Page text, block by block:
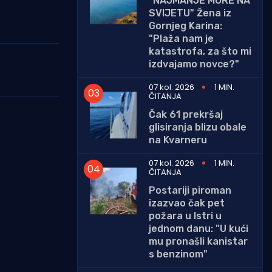
SVIJETU" Žena iz
Gornjeg Karina:
"Plaža nam je
katastrofa, za što mi
izdvajamo novce?"
07 kol. 2026
1 MIN.
ČITANJA
Čak 61 prekršaj
glisiranja blizu obale
na Kvarneru
07 kol. 2026
1 MIN.
ČITANJA
Postariji piroman
izazvao čak pet
požara u Istri u
jednom danu: "U kući
mu pronašli kanistar
s benzinom"